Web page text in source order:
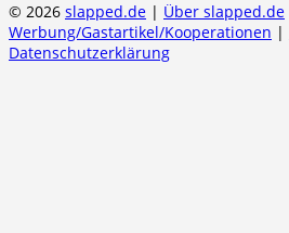
© 2026 slapped.de | Über slapped.de
Werbung/Gastartikel/Kooperationen |
Datenschutzerklärung